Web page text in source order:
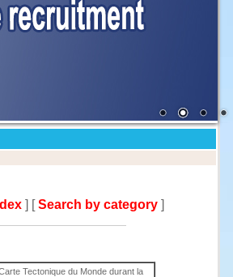
] [Search by category ]
Tectonique du Monde durant la